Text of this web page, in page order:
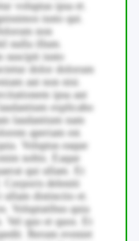
voluptas ipsa et.
iusto qui.
non
nulla illum.
suscipit iusto
dolor dolorum
aut non nisi.
ipsa aut
explicabo
laudantium nam
aperiam est.
Voluptas eaque
nobis. Eaque
qui ullam. Et
Corporis deleniti
ullam distinctio et.
Voluptatibus quia
quo et quos. Et
Rerum eveniet